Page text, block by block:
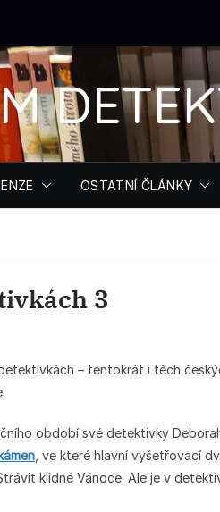
OSTATNÍ ČLÁNKY
3
– tentokrát i těch
období své detektivky
, ve které hlavní vyšetřovací
klidné Vánoce. Ale je v